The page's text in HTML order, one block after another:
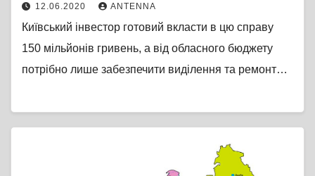
12.06.2020 ANTENNA
Київський інвестор готовий вкласти в цю справу
150 мільйонів гривень, а від обласного бюджету
потрібно лише забезпечити виділення та ремонт…